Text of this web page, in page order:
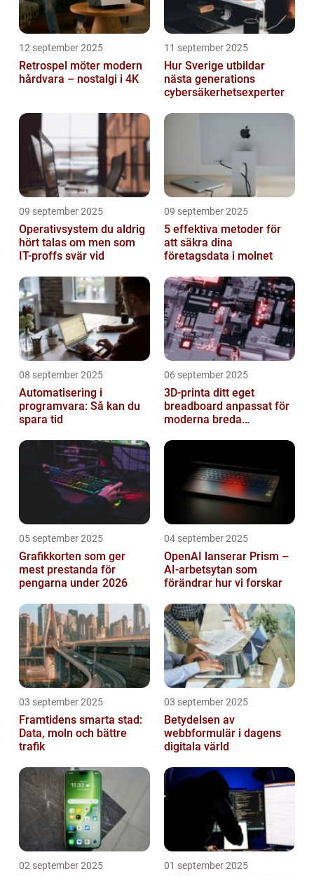
12 september 2025
Retrospel möter modern
hårdvara – nostalgi i 4K
11 september 2025
Hur Sverige utbildar
nästa generations
cybersäkerhetsexperter
09 september 2025
Operativsystem du aldrig
hört talas om men som
IT-proffs svär vid
09 september 2025
5 effektiva metoder för
att säkra dina
företagsdata i molnet
08 september 2025
Automatisering i
programvara: Så kan du
spara tid
06 september 2025
3D-printa ditt eget
breadboard anpassat för
moderna breda
05 september 2025
Grafikkorten som ger
mest prestanda för
pengarna under 2026
04 september 2025
OpenAI lanserar Prism –
AI-arbetsytan som
förändrar hur vi forskar
03 september 2025
Framtidens smarta stad:
Data, moln och bättre
trafik
03 september 2025
Betydelsen av
webbformulär i dagens
digitala värld
02 september 2025 01 september 2025